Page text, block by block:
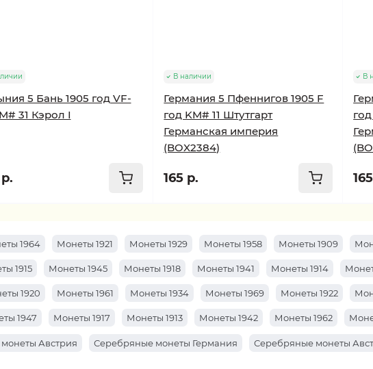
5 Бань 1905 год VF-
31 Кэрол I
В наличии
Германия 5 Пфеннигов 1905 F
год KM# 11 Штутгарт
Германская империя
(BOX2384)
165 р.
В
1964 Монеты 1921 Монеты 1929 Монеты 1958 Монеты 1909
1915 Монеты 1945 Монеты 1918 Монеты 1941 Монеты 1914
1920 Монеты 1961 Монеты 1934 Монеты 1969 Монеты 1922
1947 Монеты 1917 Монеты 1913 Монеты 1942 Монеты 1962
Австрия Серебряные монеты Германия Серебряные монеты